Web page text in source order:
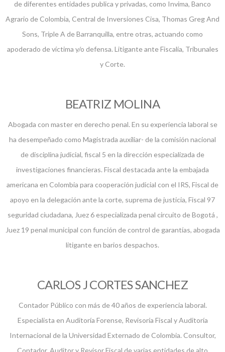
de diferentes entidades publica y privadas, como Invima, Banco
Agrario de Colombia, Central de Inversiones Cisa, Thomas Greg And
Sons, Triple A de Barranquilla, entre otras, actuando como
apoderado de víctima y/o defensa. Litigante ante Fiscalía, Tribunales
y Corte.
BEATRIZ MOLINA
Abogada con master en derecho penal. En su experiencia laboral se
ha desempeñado como Magistrada auxiliar- de la comisión nacional
de disciplina judicial, fiscal 5 en la dirección especializada de
investigaciones financieras. Fiscal destacada ante la embajada
americana en Colombia para cooperación judicial con el IRS, Fiscal de
apoyo en la delegación ante la corte, suprema de justicia, Fiscal 97
seguridad ciudadana, Juez 6 especializada penal circuito de Bogotá ,
Juez 19 penal municipal con función de control de garantías, abogada
litigante en barios despachos.
CARLOS J CORTES SANCHEZ
Contador Público con más de 40 años de experiencia laboral.
Especialista en Auditoría Forense, Revisoría Fiscal y Auditoría
Internacional de la Universidad Externado de Colombia. Consultor,
Contador, Auditor y Revisor Fiscal de varias entidades de alto